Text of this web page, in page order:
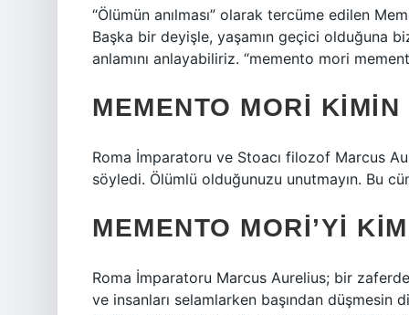
“Ölümün anılması” olarak tercüme edilen
Başka bir deyişle, yaşamın geçici olduğuna
anlamını anlayabiliriz. “memento mori
MEMENTO MORI KIMIN
Roma İmparatoru ve Stoacı filozof Marcus
söyledi. Ölümlü olduğunuzu unutmayın. Bu
MEMENTO MORI’YI
Roma İmparatoru Marcus Aurelius; bir
ve insanları selamlarken başından düşmesin